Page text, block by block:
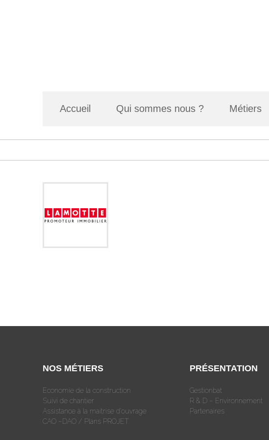
Accueil Qui sommes nous ? Métiers
NOS MÉTIERS
Economie de la construction
Suivi de chantier
Assistance à la maitrise d’ouvrage
CAO –DAO / Plans PROJET
PRÉSENTATION
Gestionbat
R & D – Environnement
Partenaires